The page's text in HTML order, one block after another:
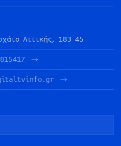
Αττικής, 183 45